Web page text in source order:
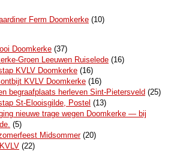
Ferm Doomkerke (10)
Doomkerke (37)
Groen Leeuwen Ruiselede (16)
KVLV Doomkerke (16)
KVLV Doomkerke (16)
begraafplaats herleven Sint-Pietersveld (25)
St-Elooisgilde, Postel (13)
nieuwe trage wegen Doomkerke — bij
(5)
Midsommer(20)
(22)